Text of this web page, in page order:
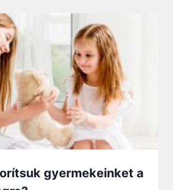
gyermekeinket a